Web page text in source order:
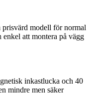
prisvärd modell för normal
att montera på vägg
inkastlucka och 40
mindre men säker